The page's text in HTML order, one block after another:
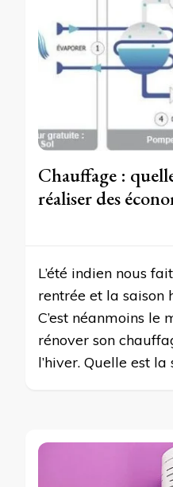
Chauffage :
réaliser des
L’été indien nous
rentrée et la saison
C’est néanmoins le
rénover son
l’hiver. Quelle est